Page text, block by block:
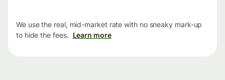
We use the real, mid-market rate with no sneaky mark-up
to hide the fees. Learn more